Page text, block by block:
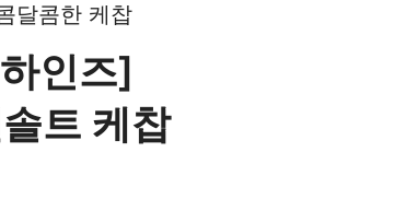
달콤한 케찹
인즈]
트 케찹